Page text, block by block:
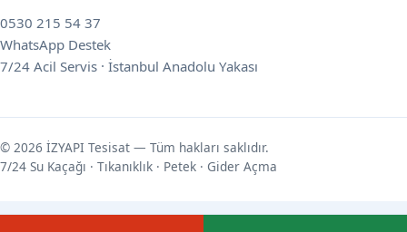
0530 215 54 37
WhatsApp Destek
7/24 Acil Servis · İstanbul Anadolu Yakası
© 2026 İZYAPI Tesisat — Tüm hakları saklıdır.
7/24 Su Kaçağı · Tıkanıklık · Petek · Gider Açma